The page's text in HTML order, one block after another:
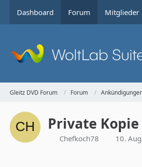
Dashboard Forum Mitglieder
Gleitz DVD Forum Forum
Private
Chefkoch78 10.